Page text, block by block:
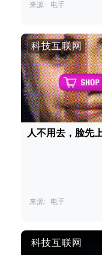
来源: 电手
科技互联网
人不用去，脸先
来源: 电手
科技互联网